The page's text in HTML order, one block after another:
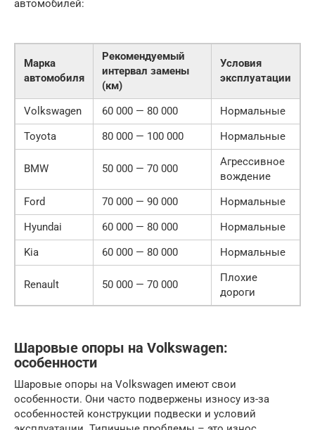
автомобилей:
Марка
автомобиля
Рекомендуемый
интервал замены
(км)
Условия
эксплуатации
Volkswagen 60 000 — 80 000
Нормальные
Toyota
80 000 — 100 000 Нормальные
BMW 50 000 — 70 000
Агрессивное
вождение
Ford
70 000 — 90 000
Нормальные
Hyundai
60 000 — 80 000
Нормальные
Kia
60 000 — 80 000 Нормальные
Renault 50 000 — 70 000
Плохие
дороги
Шаровые опоры на Volkswagen:
особенности
Шаровые опоры на Volkswagen имеют свои
особенности. Они часто подвержены износу из-за
особенностей конструкции подвески и условий